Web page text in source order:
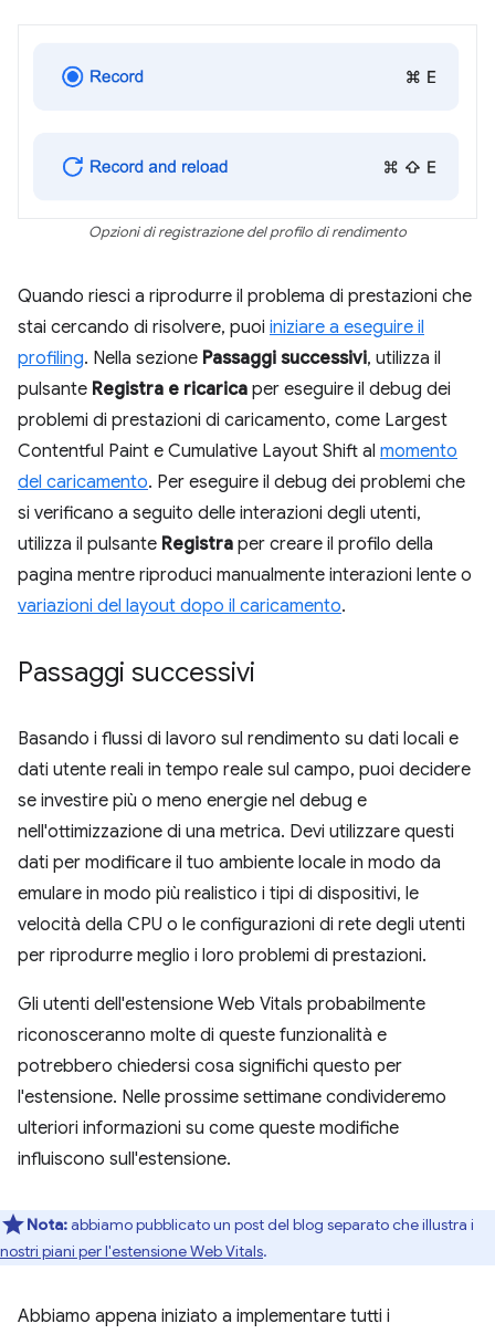
Opzioni di registrazione del profilo di rendimento
Quando riesci a riprodurre il problema di prestazioni che
stai cercando di risolvere, puoi iniziare a eseguire il
profiling. Nella sezione Passaggi successivi, utilizza il
pulsante Registra e ricarica per eseguire il debug dei
problemi di prestazioni di caricamento, come Largest
Contentful Paint e Cumulative Layout Shift al momento
del caricamento. Per eseguire il debug dei problemi che
si verificano a seguito delle interazioni degli utenti,
utilizza il pulsante Registra per creare il profilo della
pagina mentre riproduci manualmente interazioni lente o
variazioni del layout dopo il caricamento.
Passaggi successivi
Basando i flussi di lavoro sul rendimento su dati locali e
dati utente reali in tempo reale sul campo, puoi decidere
se investire più o meno energie nel debug e
nell'ottimizzazione di una metrica. Devi utilizzare questi
dati per modificare il tuo ambiente locale in modo da
emulare in modo più realistico i tipi di dispositivi, le
velocità della CPU o le configurazioni di rete degli utenti
per riprodurre meglio i loro problemi di prestazioni.
Gli utenti dell'estensione Web Vitals probabilmente
riconosceranno molte di queste funzionalità e
potrebbero chiedersi cosa significhi questo per
l'estensione. Nelle prossime settimane condivideremo
ulteriori informazioni su come queste modifiche
influiscono sull'estensione.
Nota:abbiamo pubblicato un post del blog separato che illustra i
nostri piani per l'estensione Web Vitals.
Abbiamo appena iniziato a implementare tutti i